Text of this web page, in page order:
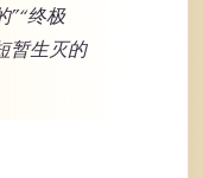
”“终极
暂生灭的